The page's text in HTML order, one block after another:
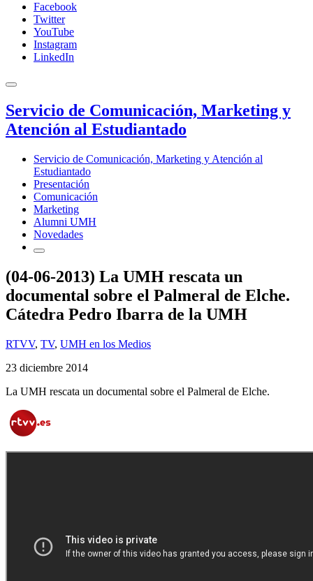
Facebook
Twitter
YouTube
Instagram
LinkedIn
Servicio de Comunicación, Marketing y
Atención al Estudiantado
Servicio de Comunicación, Marketing y Atención al
Estudiantado
Presentación
Comunicación
Marketing
Alumni UMH
Novedades
(04-06-2013) La UMH rescata un
documental sobre el Palmeral de Elche.
Cátedra Pedro Ibarra de la UMH
RTVV, TV, UMH en los Medios
23 diciembre 2014
La UMH rescata un documental sobre el Palmeral de Elche.